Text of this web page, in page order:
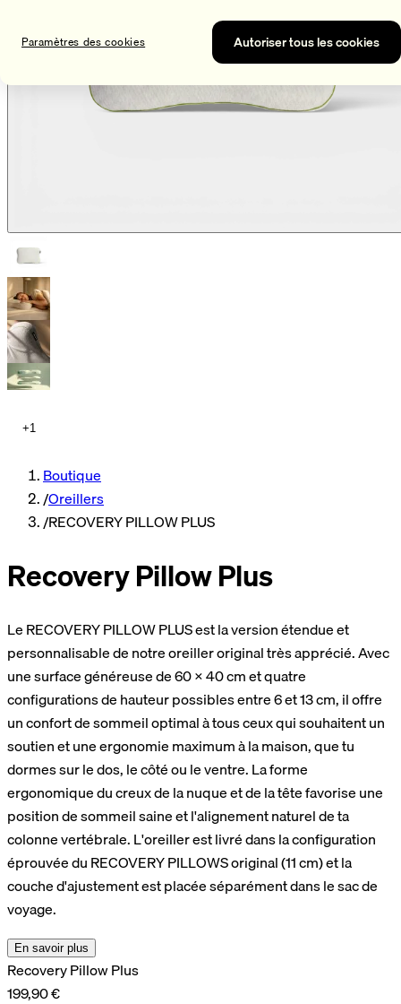
+1
Boutique
/Oreillers
/RECOVERY PILLOW PLUS
Recovery Pillow Plus
Le RECOVERY PILLOW PLUS est la version étendue et
personnalisable de notre oreiller original très apprécié. Avec
une surface généreuse de 60 × 40 cm et quatre
configurations de hauteur possibles entre 6 et 13 cm, il offre
un confort de sommeil optimal à tous ceux qui souhaitent un
soutien et une ergonomie maximum à la maison, que tu
dormes sur le dos, le côté ou le ventre. La forme
ergonomique du creux de la nuque et de la tête favorise une
position de sommeil saine et l'alignement naturel de ta
colonne vertébrale. L'oreiller est livré dans la configuration
éprouvée du RECOVERY PILLOWS original (11 cm) et la
couche d'ajustement est placée séparément dans le sac de
voyage.
En savoir plus
Recovery Pillow Plus
199,90 €
Autoriser tous les cookies
Paramètres des cookies